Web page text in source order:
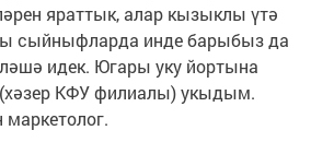
яраттык, алар кызыклы үтә
сыйныфларда инде барыбыз да
идек. Югары уку йортына
КФУ филиалы) укыдым.